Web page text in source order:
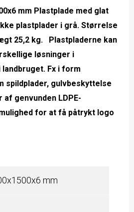
mm Plastplade med glat
plastplader i grå. Størrelse
25,2 kg. Plastpladerne kan
løsninger i
Fx i form
spildplader, gulvbeskyttelse
genvunden LDPE-
for at få påtrykt logo
mm